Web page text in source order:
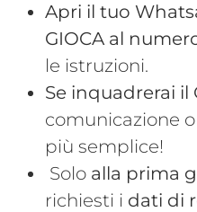
Apri il tuo
GIOCA al
le istruzioni.
Se inquadrerai il
comunicazione
più semplice!
Solo alla prima
richiesti i dati di